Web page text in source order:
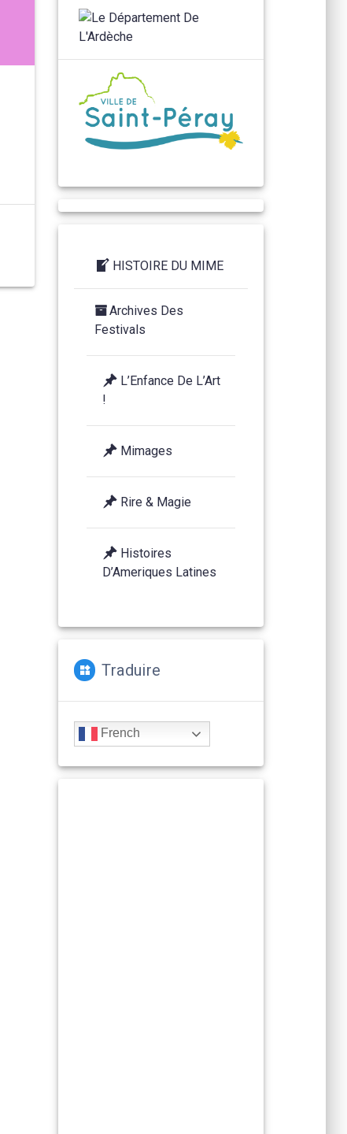
HISTOIRE DU MIME
Archives Des
Festivals
L’Enfance De L’Art
!
Mimages
Rire & Magie
Histoires
D’Ameriques Latines
Traduire
French